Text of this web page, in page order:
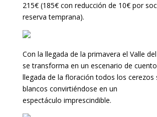
215€ (185€ con reducción de 10€ por
reserva temprana).
Con la llegada de la primavera el Valle
se transforma en un escenario de
llegada de la floración todos los cerezos
blancos convirtiéndose en un
espectáculo imprescindible.